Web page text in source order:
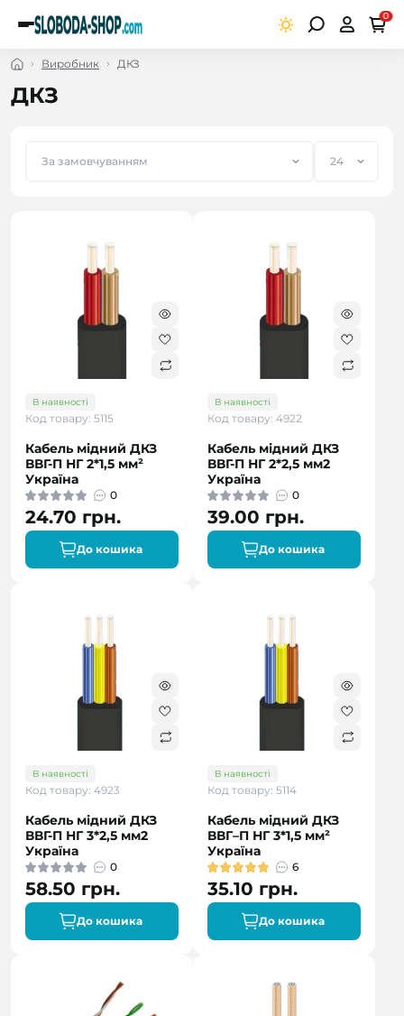
0
Виробник ДКЗ
ДКЗ
В наявності
Код товару: 5115
Кабель мідний ДКЗ
ВВГ-П НГ 2*1,5 мм²
Україна
0
24.70 грн.
До кошика
В наявності
Код товару: 4922
Кабель мідний ДКЗ
ВВГ-П НГ 2*2,5 мм2
Україна
0
39.00 грн.
До кошика
В наявності
Код товару: 4923
Кабель мідний ДКЗ
ВВГ-П НГ 3*2,5 мм2
Україна
0
58.50 грн.
До кошика
В наявності
Код товару: 5114
Кабель мідний ДКЗ
ВВГ–П НГ 3*1,5 мм²
Україна
6
35.10 грн.
До кошика